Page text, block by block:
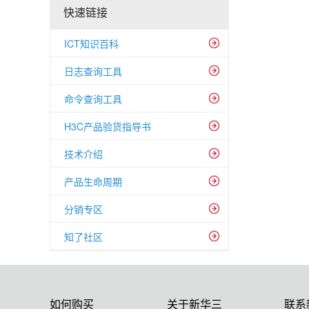
快速链接
ICT知识百科
日志查询工具
命令查询工具
H3C产品验货指导书
技术介绍
产品生命周期
分销专区
知了社区
如何购买 关于新华三 联系